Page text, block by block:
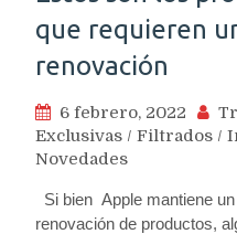
que requieren
renovación
6 febrero, 2022
Exclusivas / Filtrados /
Novedades
Si bien Apple mantiene
renovación de productos,